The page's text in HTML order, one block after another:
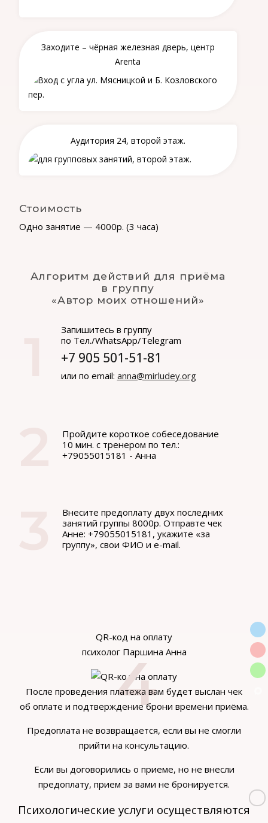
Заходите – чёрная железная дверь, центр
Arenta
Аудитория 24, второй этаж.
Стоимость
Одно занятие — 4000р. (3 часа)
Алгоритм действий для приёма
в группу
«Автор моих отношений»
Запишитесь в группу
по Тел./WhatsApp/Telegram
+7 905 501-51-81
или по email: anna@mirludey.org
Пройдите короткое собеседование
10 мин. с тренером по тел.:
+79055015181 - Анна
Внесите предоплату двух последних
занятий группы 8000р. Отправте чек
Анне: +79055015181, укажите «за
группу», свои ФИО и e-mail.
QR-код на оплату
психолог Паршина Анна
После проведения платежа вам будет выслан чек
об оплате и подтверждение брони времени приёма.
Предоплата не возвращается, если вы не смогли
прийти на консультацию.
Если вы договорились о приеме, но не внесли
предоплату, прием за вами не бронируется.
Психологические услуги осуществляются